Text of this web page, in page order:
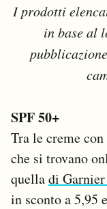
I prodotti
in base al
SPF 50+
Tra le creme
che si trovano
quelladi
in sconto a 5,95